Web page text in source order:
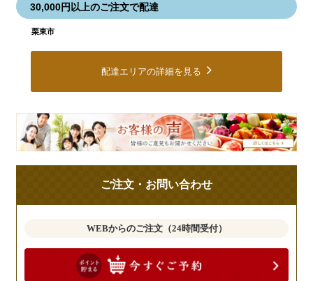
30,000円以上のご注文で配達
栗東市
配達エリアの詳細を見る
皆
様
の
見
聞
か
ご注文・お問い合わせ
WEBからのご注文（24時間受付）